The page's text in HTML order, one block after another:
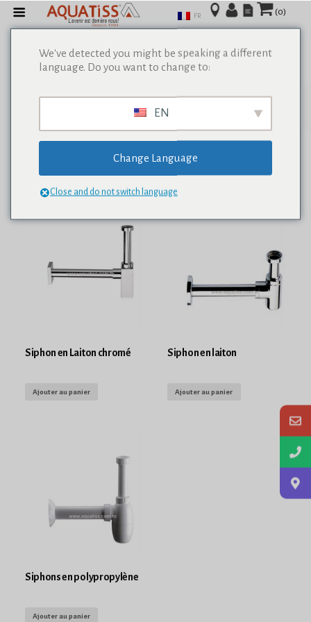
(0)
Siphon en Laiton chromé
Ajouter au panier
Siphon en laiton
Ajouter au panier
Siphons en polypropylène
Ajouter au panier
FR
We've detected you might be speaking a different
language. Do you want to change to:
EN
Change Language
Close and do not switch language